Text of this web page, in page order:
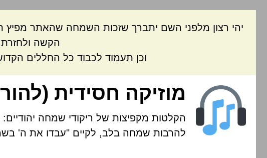
יהי רצון מלפני השם יתברך שזכות השמחה שהאתר מפיץ
הקשה
וכן תעמוד לכבוד כל החללים
מוזיקה חסידית
הקלטות מקפיצות של ריקודי שמחה
להרבות שמחה בלב, לקיים "עבדו את ה'